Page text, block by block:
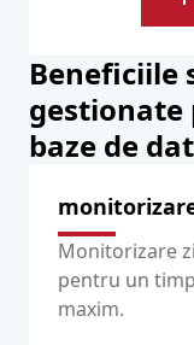
Beneficiile
gestionate
baze de
Monitorizare
pentru un
maxim.